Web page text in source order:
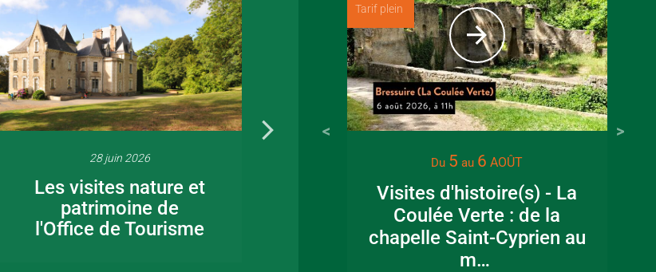
28 juin 2026
Les visites nature et
patrimoine de
l'Office de Tourisme
Visite guidée en
canoë en Bocage
Bressuirais
Fête de la
Tarif plein
Du 5 au 6 AOÛT
Visites d'histoire(s) - La
Coulée Verte : de la
chapelle Saint-Cyprien au
m…